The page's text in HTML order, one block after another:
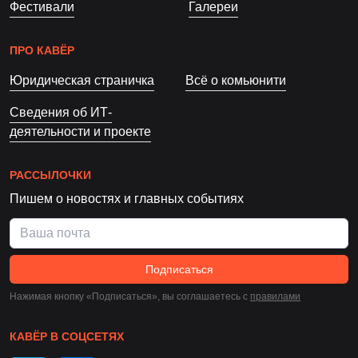
Фестивали Галереи
ПРО КАВЁР
Юридическая страничка Всё о комьюнити
Сведения об ИТ-
деятельности и проекте
РАССЫЛОЧКИ
Пишем о новостях и главных событиях
Подписаться
Нажимая кнопку «Подписаться», вы соглашаетесь c правилами
КАВЁР В СОЦСЕТЯХ